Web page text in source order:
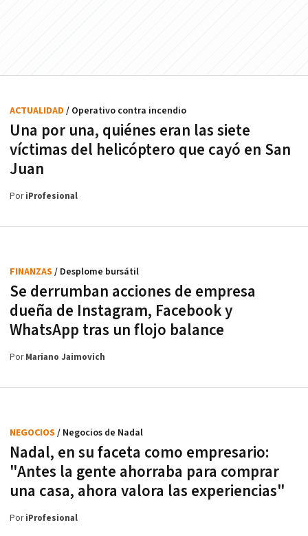
Una por una, quiénes eran las siete
víctimas del helicóptero que cayó en San
Juan
ACTUALIDAD / Operativo contra incendio
PoriProfesional
Se derrumban acciones de empresa
dueña de Instagram, Facebook y
WhatsApp tras un flojo balance
FINANZAS / Desplome bursátil
PorMariano Jaimovich
Nadal, en su faceta como empresario:
"Antes la gente ahorraba para comprar
una casa, ahora valora las experiencias"
NEGOCIOS / Negocios de Nadal
PoriProfesional